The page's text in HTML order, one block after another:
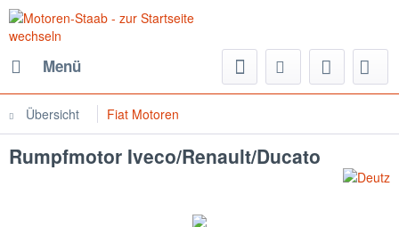
Menü
Übersicht Fiat Motoren
Rumpfmotor Iveco/Renault/Ducato